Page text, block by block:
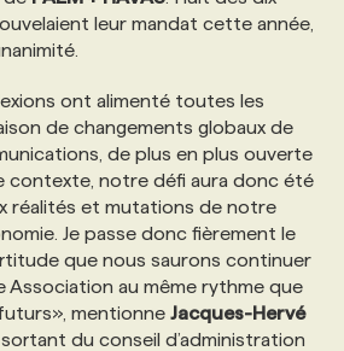
AVEC NOUS
NOS FORMATIONS
DE SUBVENTIONS
NOUS
leur mandat cette année,
ont alimenté toutes les
de changements globaux de
de plus en plus ouverte
contexte, notre défi aura donc été
réalités et mutations de notre
Je passe donc fièrement le
que nous saurons continuer
Association au même rythme que
mentionne Jacques-Hervé
sortant du conseil d’administration